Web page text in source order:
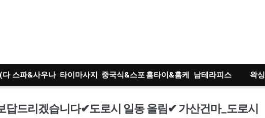
다 스파&사우나 타이마사지 중국식&스포홈타이&홈케 남테라피스 왁싱
드리겠습니다✔도로시 일동 올림✔ 가산건마_도로시